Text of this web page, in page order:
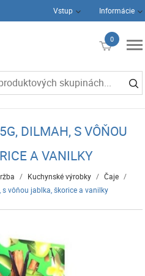
Vstup Informácie
0
€0
DILMAH, S VÔŇOU
A VANILKY
/ Kuchynské výrobky / Čaje /
s vôňou jablka, škorice a vanilky